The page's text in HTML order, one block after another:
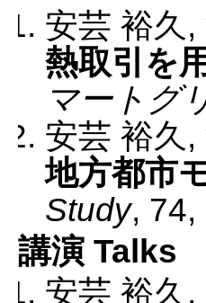
安芸 裕久,
熱取引を
マートグ
安芸 裕久
地方都市
Study, 74,
講演 Talks
安芸 裕久 ,